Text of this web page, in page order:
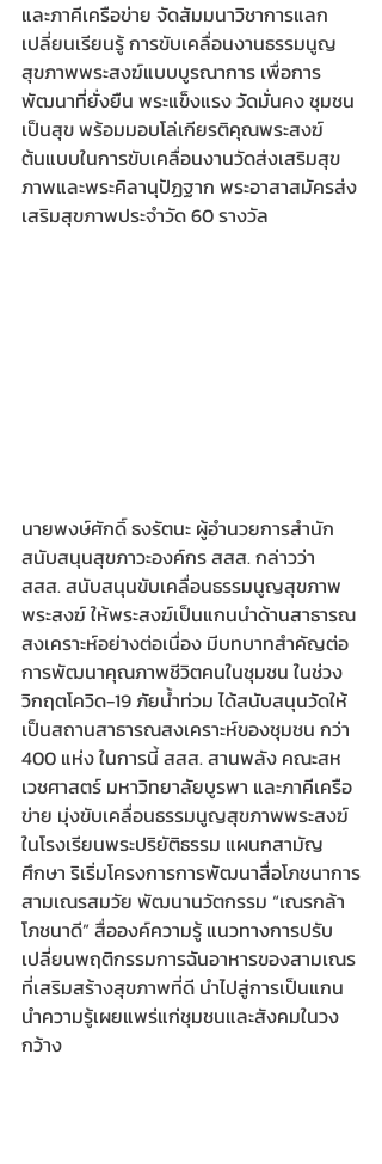
และภาคีเครือข่าย จัดสัมมนาวิชาการแลก
เปลี่ยนเรียนรู้ การขับเคลื่อนงานธรรมนูญ
สุขภาพพระสงฆ์แบบบูรณาการ เพื่อการ
พัฒนาที่ยั่งยืน พระแข็งแรง วัดมั่นคง ชุมชน
เป็นสุข พร้อมมอบโล่เกียรติคุณพระสงฆ์
ต้นแบบในการขับเคลื่อนงานวัดส่งเสริมสุข
ภาพและพระคิลานุปัฏฐาก พระอาสาสมัครส่ง
เสริมสุขภาพประจำวัด 60 รางวัล
นายพงษ์ศักดิ์ ธงรัตนะ ผู้อำนวยการสำนัก
สนับสนุนสุขภาวะองค์กร สสส. กล่าวว่า
สสส. สนับสนุนขับเคลื่อนธรรมนูญสุขภาพ
พระสงฆ์ ให้พระสงฆ์เป็นแกนนำด้านสาธารณ
สงเคราะห์อย่างต่อเนื่อง มีบทบาทสำคัญต่อ
การพัฒนาคุณภาพชีวิตคนในชุมชน ในช่วง
วิกฤตโควิด-19 ภัยน้ำท่วม ได้สนับสนุนวัดให้
เป็นสถานสาธารณสงเคราะห์ของชุมชน กว่า
400 แห่ง ในการนี้ สสส. สานพลัง คณะสห
เวชศาสตร์ มหาวิทยาลัยบูรพา และภาคีเครือ
ข่าย มุ่งขับเคลื่อนธรรมนูญสุขภาพพระสงฆ์
ในโรงเรียนพระปริยัติธรรม แผนกสามัญ
ศึกษา ริเริ่มโครงการการพัฒนาสื่อโภชนาการ
สามเณรสมวัย พัฒนานวัตกรรม “เณรกล้า
โภชนาดี” สื่อองค์ความรู้ แนวทางการปรับ
เปลี่ยนพฤติกรรมการฉันอาหารของสามเณร
ที่เสริมสร้างสุขภาพที่ดี นำไปสู่การเป็นแกน
นำความรู้เผยแพร่แก่ชุมชนและสังคมในวง
กว้าง